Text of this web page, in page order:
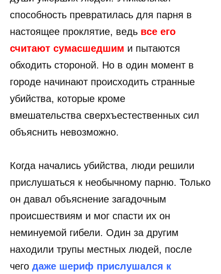
способность превратилась для парня в
настоящее проклятие, ведь все его
считают сумасшедшим и пытаются
обходить стороной. Но в один момент в
городе начинают происходить странные
убийства, которые кроме
вмешательства сверхъестественных сил
объяснить невозможно.
Когда начались убийства, люди решили
прислушаться к необычному парню. Только
он давал объяснение загадочным
происшествиям и мог спасти их он
неминуемой гибели. Один за другим
находили трупы местных людей, после
чего даже шериф прислушался к